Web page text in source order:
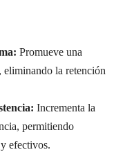
Promueve una
la retención
Incrementa la
permitiendo
efectivos.